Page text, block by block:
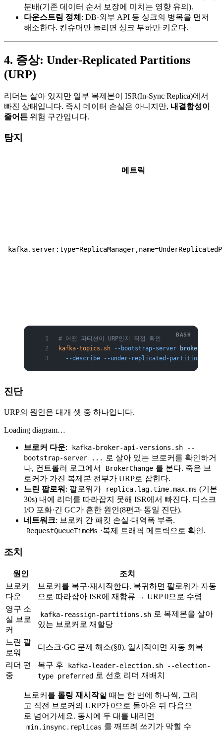
분배(기존 데이터 순서 보장에 미치는 영향 유의).
다운스트림 정체 : DB·외부 API 등 싱크의 병목을 먼저
해소한다. 컨슈머만 늘리면 싱크 부하만 키운다.
4. 증상: Under-Replicated Partitions
(URP)
리더는 살아 있지만 일부 복제본이 ISR(In-Sync Replica)에서
빠진 상태입니다. 즉시 데이터 손실은 아니지만, 내결함성이
줄어든 위험 구간입니다.
탐지
메트릭
# 어떤 파티션이 URP인지 직접 확인
kafka-topics.sh --bootstrap-server broker:9092
  --describe
--under-replicated-partitions
진단
URP의 원인은 대개 셋 중 하나입니다.
Loading diagram…
브로커 다운:
kafka-broker-api-versions.sh --
bootstrap-server ...
로 살아 있는 브로커를 확인하거
나, 컨트롤러 로그에서
BrokerChange 를 본다. 죽은 브
로커가 가진 복제본 전부가 URP로 잡힌다.
느린 팔로워 : 팔로워가 replica.lag.time.max.ms (기본
30s) 내에 리더를 따라잡지 못해 ISR에서 빠진다. 디스크
I/O 포화·긴 GC가 흔한 원인(8편과 동일 진단).
네트워크: 브로커 간 패킷 손실·대역폭 부족.
RequestQueueTimeMs ·복제 트래픽 메트릭으로 확인.
조치
원인
조치
브로커
다운
브로커를 복구·재시작한다. 복귀하면 팔로워가 자동
으로 따라잡아 ISR에 재합류 → URP 0으로 수렴
영구 소
실 브로
커
kafka-reassign-partitions.sh 로 복제본을 살아
있는 브로커로 재할당
느린 팔
로워
디스크·GC 문제 해소(§8). 일시적이면 자동 회복
리더 편
중
복구 후
kafka-leader-election.sh --election-
type preferred 로 선호 리더 재배치
브로커를 롤링 재시작할 때는 한 번에 하나씩, 그리
고 직전 브로커의 URP가 0으로 돌아온 뒤 다음으
로 넘어가세요. 동시에 두 대를 내리면
min.insync.replicas 를 깨뜨려 쓰기가 막힐 수